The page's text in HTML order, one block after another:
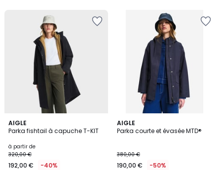
AIGLE
Parka fishtail à capuche T-KIT
à partir de
320,00 €
192,00 € -40%
4
Couleurs
AIGLE
Parka courte et évasée MTD®
380,00 €
190,00 € -50%
4
Couleurs